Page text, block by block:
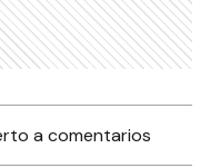
a comentarios